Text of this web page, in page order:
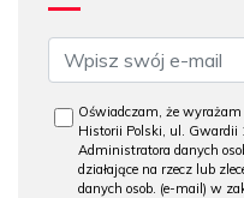
Oświadczam, że
Historii Polski, ul. Gwardii
Administratora danych
działające na rzecz lub
danych osob. (e-mail) w